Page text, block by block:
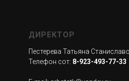
ДИРЕКТОР
Пестерева Татьяна
Телефон сот: 8-923-493-77-33